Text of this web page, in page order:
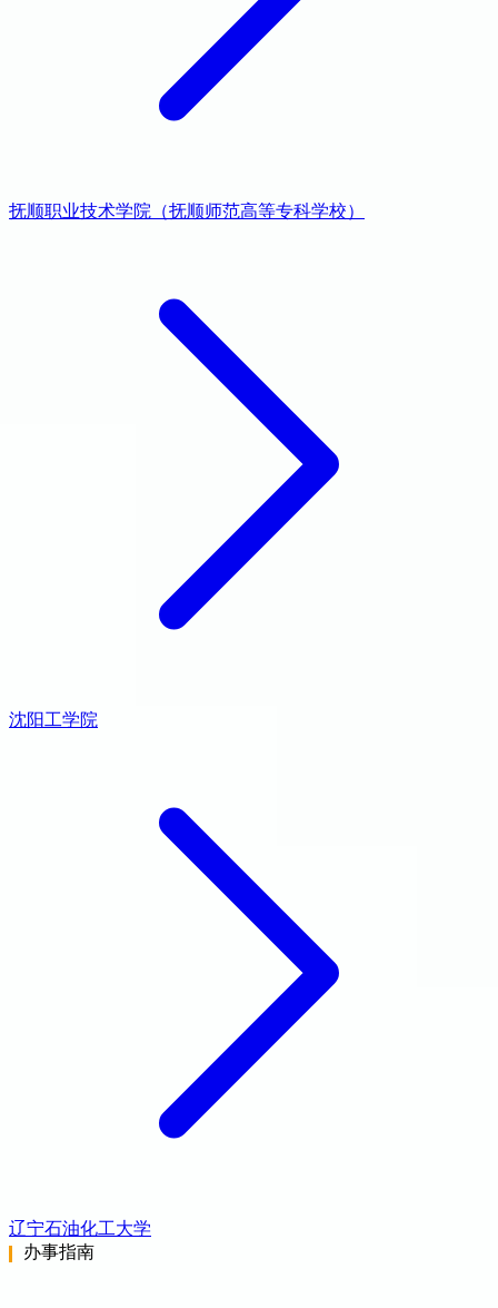
抚顺职业技术学院（抚顺师范高等专科学校）
沈阳工学院
辽宁石油化工大学
办事指南